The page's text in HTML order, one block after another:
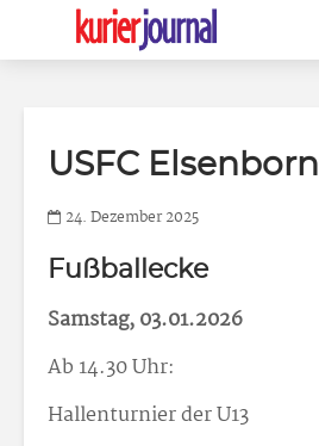
USFC Elsenborn
24. Dezember 2025
Fußballecke
Samstag, 03.01.2026
Ab 14.30 Uhr:
Hallenturnier der U13